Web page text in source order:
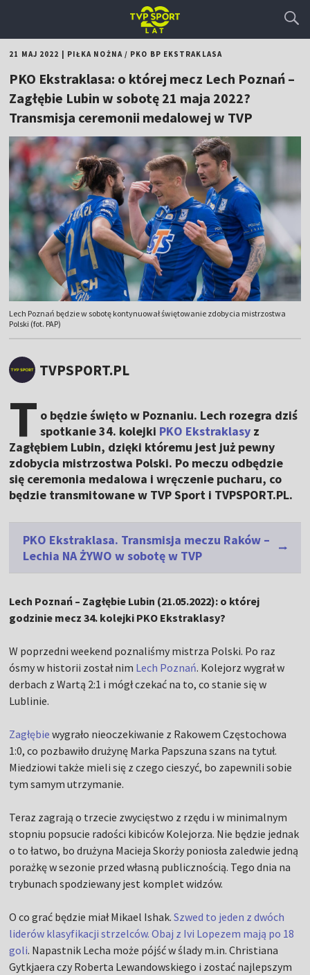
21 MAJ 2022 PIŁKA NOŻNA/ PKO BP EKSTRAKLASA
PKO Ekstraklasa: o której mecz Lech Poznań –
Zagłębie Lubin w sobotę 21 maja 2022?
Transmisja ceremonii medalowej w TVP
Lech Poznań będzie w sobotę kontynuował świętowanie zdobycia mistrzostwa
Polski (fot. PAP)
TVPSPORT.PL
T o będzie święto w Poznaniu. Lech rozegra dziś
spotkanie 34. kolejki PKO Ekstraklasy z
Zagłębiem Lubin, dzięki któremu jest już pewny
zdobycia mistrzostwa Polski. Po meczu odbędzie
się ceremonia medalowa i wręczenie pucharu, co
będzie transmitowane w TVP Sport i TVPSPORT.PL.
PKO Ekstraklasa. Transmisja meczu Raków –
Lechia NA ŻYWO w sobotę w TVP
Lech Poznań – Zagłębie Lubin (21.05.2022): o której
godzinie mecz 34. kolejki PKO Ekstraklasy?
W poprzedni weekend poznaliśmy mistrza Polski. Po raz
ósmy w historii został nim Lech Poznań. Kolejorz wygrał w
derbach z Wartą 2:1 i mógł czekać na to, co stanie się w
Lublinie.
Zagłębie wygrało nieoczekiwanie z Rakowem Częstochowa
1:0, co pozbawiło drużynę Marka Papszuna szans na tytuł.
Miedziowi także mieli się z czego cieszyć, bo zapewnili sobie
tym samym utrzymanie.
Teraz zagrają o trzecie zwycięstwo z rzędu i w minimalnym
stopniu popsucie radości kibiców Kolejorza. Nie będzie jednak
o to łatwo, bo drużyna Macieja Skorży poniosła zaledwie jedną
porażkę w sezonie przed własną publicznością. Tego dnia na
trybunach spodziewany jest komplet widzów.
O co grać będzie miał Mikael Ishak.Szwed to jeden z dwóch
liderów klasyfikacji strzelców. Obaj z Ivi Lopezem mają po 18
goli. Napastnik Lecha może pójść w ślady m.in. Christiana
Gytkjaera czy Roberta Lewandowskiego i zostać najlepszym